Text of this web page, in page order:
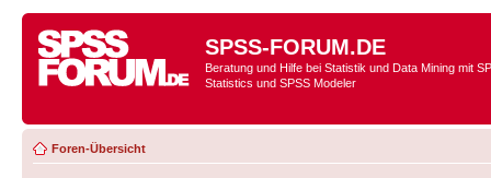
SPSS-FORUM.DE
Beratung und Hilfe bei Statistik und Data Mining mit
Statistics und SPSS Modeler
Foren-Übersicht